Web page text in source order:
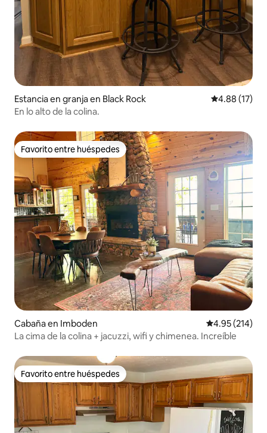
Estancia en granja en Black Rock Calificación
4.88 (17)
En lo alto de la colina.
Favorito entre huéspedes
Favorito entre huéspedes
Cabaña en Imboden Calificación
4.95 (214)
La cima de la colina + jacuzzi, wifi y chimenea. Increíble
Favorito entre huéspedes
Favorito entre huéspedes